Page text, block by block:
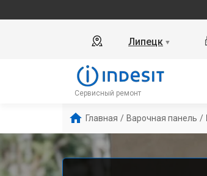
Липецк ▼
Сервисный ремонт
Главная / Варочная панель /